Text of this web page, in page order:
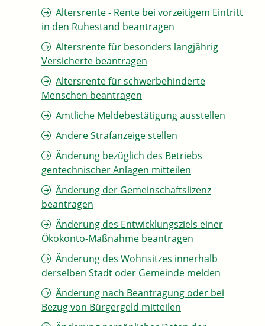
Altersrente - Rente bei vorzeitigem Eintritt
in den Ruhestand beantragen
Altersrente für besonders langjährig
Versicherte beantragen
Altersrente für schwerbehinderte
Menschen beantragen
Amtliche Meldebestätigung ausstellen
Andere Strafanzeige stellen
Änderung bezüglich des Betriebs
gentechnischer Anlagen mitteilen
Änderung der Gemeinschaftslizenz
beantragen
Änderung des Entwicklungsziels einer
Ökokonto-Maßnahme beantragen
Änderung des Wohnsitzes innerhalb
derselben Stadt oder Gemeinde melden
Änderung nach Beantragung oder bei
Bezug von Bürgergeld mitteilen